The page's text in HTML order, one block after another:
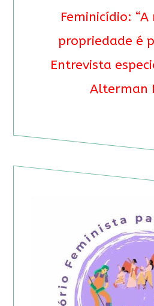
Feminicídio:
propriedade é
Entrevista
Alterman